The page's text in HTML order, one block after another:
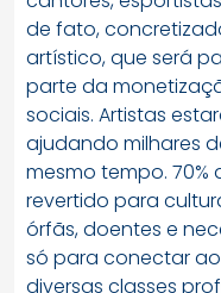
de fato,
artístico, que será
parte da
sociais. Artistas
ajudando milhares
mesmo tempo.
revertido para
órfãs, doentes e
só para conectar
diversas classes